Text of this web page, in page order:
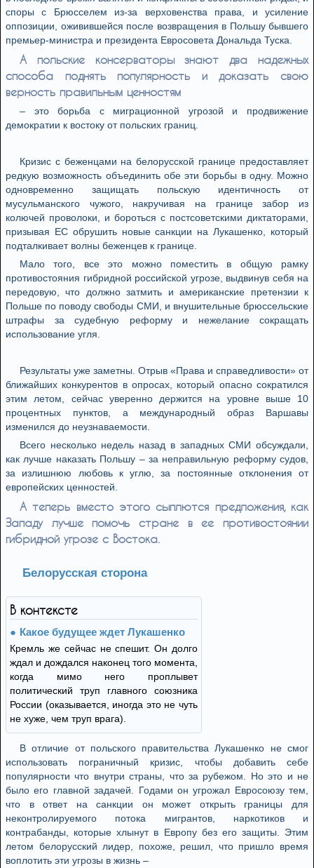
споры с Брюсселем из-за верховенства права, и усиление
оппозиции, оживившейся после возвращения в Польшу бывшего
премьер-министра и президента Евросовета Дональда Туска.
А польские консерваторы знают два надежных
способа поднять популярность и доказать свою
верность правильным ценностям
– это борьба с миграционной угрозой и продвижение
демократии к востоку от польских границ.
Кризис с беженцами на белорусской границе предоставляет
редкую возможность объединить обе эти борьбы в одну. Можно
одновременно защищать польскую идентичность от
мусульманского чужого, накручивая на границе забор из
колючей проволоки, и бороться с постсоветскими диктаторами,
призывая ЕС обрушить новые санкции на Лукашенко, который
подталкивает волны беженцев к границе.
Мало того, все это можно поместить в общую рамку
противостояния гибридной российской угрозе, выдвинув себя на
передовую, что должно затмить и американские претензии к
Польше по поводу свободы СМИ, и внушительные брюссельские
штрафы за судебную реформу и нежелание сокращать
использование угля.
Результаты уже заметны. Отрыв «Права и справедливости» от
ближайших конкурентов в опросах, который опасно сократился
этим летом, сейчас уверенно держится на уровне выше 10
процентных пунктов, а международный образ Варшавы
изменился до неузнаваемости.
Всего несколько недель назад в западных СМИ обсуждали,
как лучше наказать Польшу – за неправильную реформу судов,
за излишнюю любовь к углю, за постоянные отклонения от
европейских ценностей.
А теперь вместо этого сыплются предложения, как
Западу лучше помочь стране в ее противостоянии
гибридной угрозе с Востока.
Белорусская сторона
В контексте
Какое будущее ждет Лукашенко
Кремль же сейчас не спешит. Он долго
ждал и дождался наконец того момента,
когда мимо него проплывет
политический труп главного союзника
России (оказывается, иногда это не чуть
не хуже, чем труп врага).
В отличие от польского правительства Лукашенко не смог
использовать пограничный кризис, чтобы добавить себе
популярности что внутри страны, что за рубежом. Но это и не
было его главной задачей. Годами он угрожал Евросоюзу тем,
что в ответ на санкции он может открыть границы для
неконтролируемого потока мигрантов, наркотиков и
контрабанды, которые хлынут в Европу без его защиты. Этим
летом белорусский лидер, похоже, решил, что пришло время
воплотить эти угрозы в жизнь –